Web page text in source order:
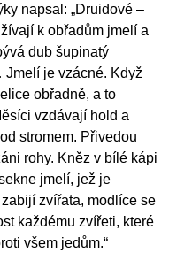
napsal: „Druidové –
k obřadům jmelí a
dub šupinatý
je vzácné. Když
obřadně, a to
vzdávají hold a
stromem. Přivedou
rohy. Kněz v bílé kápi
jmelí, jež je
zvířata, modlíce se
každému zvířeti, které
všem jedům.“